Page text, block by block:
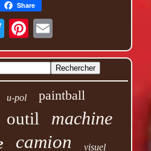
Share
u-pol paintball
outil machine
camion visuel